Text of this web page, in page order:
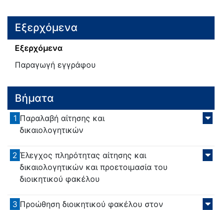
Εξερχόμενα
Εξερχόμενα
Παραγωγή εγγράφου
Βήματα
1 Παραλαβή αίτησης και
δικαιολογητικών
2 Έλεγχος πληρότητας αίτησης και
δικαιολογητικών και προετοιμασία του
διοικητικού φακέλου
3 Προώθηση διοικητικού φακέλου στον